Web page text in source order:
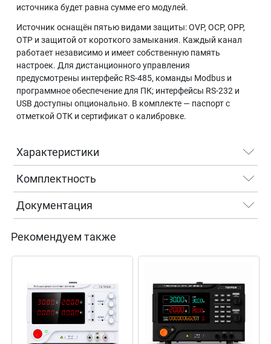
источника будет равна сумме его модулей.
Источник оснащён пятью видами защиты: OVP, OCP, OPP,
OTP и защитой от короткого замыкания. Каждый канал
работает независимо и имеет собственную память
настроек. Для дистанционного управления
предусмотрены интерфейс RS-485, команды Modbus и
программное обеспечение для ПК; интерфейсы RS-232 и
USB доступны опционально. В комплекте — паспорт с
отметкой ОТК и сертификат о калибровке.
Характеристики
Комплектность
Документация
Рекомендуем также